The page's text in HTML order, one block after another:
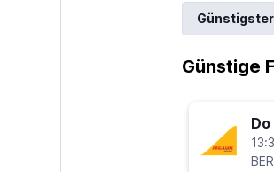
Günstigster
Günstige
BER